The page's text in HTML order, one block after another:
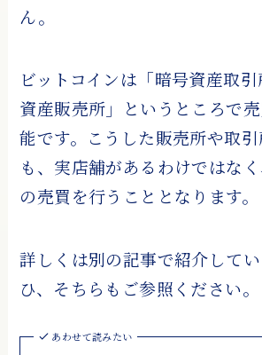
ん。
ビットコインは「暗号資産取
資産販売所」というところで
能です。こうした販売所や取
も、実店舗があるわけではな
の売買を行うこととなります。
詳しくは別の記事で紹介して
ひ、そちらもご参照ください。
あわせて読みたい